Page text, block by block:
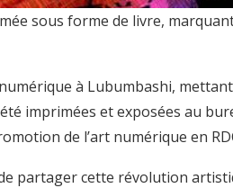
sous forme de livre,
à Lubumbashi,
imprimées et exposées au
de l’art numérique en
partager cette révolution